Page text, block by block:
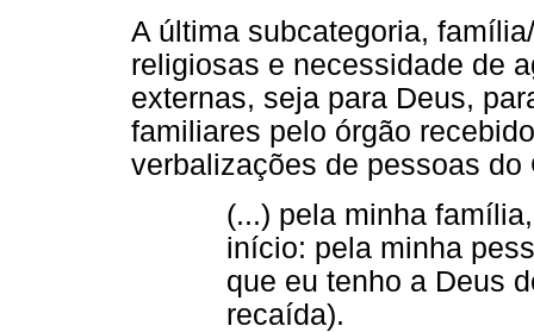
A última subcategoria,
religiosas e necessidade de
externas, seja para Deus,
familiares pelo órgão
verbalizações de pessoas do
(...) pela minha
início: pela minha
que eu tenho a Deus
recaída).